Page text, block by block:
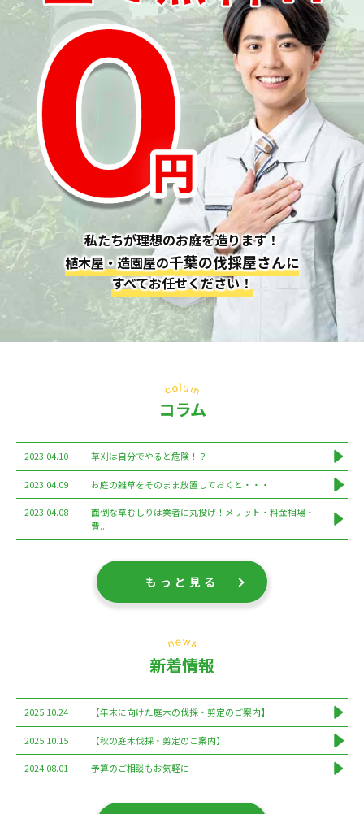
私たちが理想のお庭を造ります！
植木屋・造園屋の千葉の伐採屋さんに
すべてお任せください！
コラム
2023.04.10 草刈は自分でやると危険！？
2023.04.09 お庭の雑草をそのまま放置しておくと・・・
2023.04.08
面倒な草むしりは業者に丸投げ！メリット・料金相場・
費...
もっと見る
新着情報
2025.10.24 【年末に向けた庭木の伐採・剪定のご案内】
2025.10.15 【秋の庭木伐採・剪定のご案内】
2024.08.01 予算のご相談もお気軽に